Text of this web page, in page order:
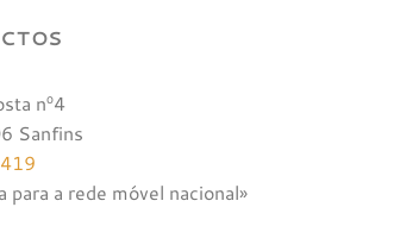
nº4
Sanfins
para a rede móvel nacional»